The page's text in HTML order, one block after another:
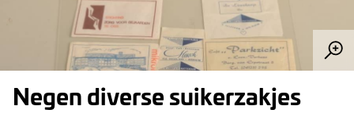
Negen diverse suikerzakjes